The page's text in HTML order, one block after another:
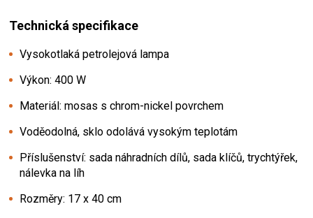
Technická specifikace
Vysokotlaká petrolejová lampa
Výkon: 400 W
Materiál: mosas s chrom-nickel povrchem
Voděodolná, sklo odolává vysokým teplotám
Příslušenství: sada náhradních dílů, sada klíčů, trychtýřek,
nálevka na líh
Rozměry: 17 x 40 cm